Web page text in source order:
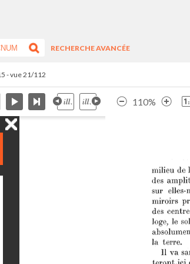
RECHERCHE AVANCÉE
- vue 21/112
110%